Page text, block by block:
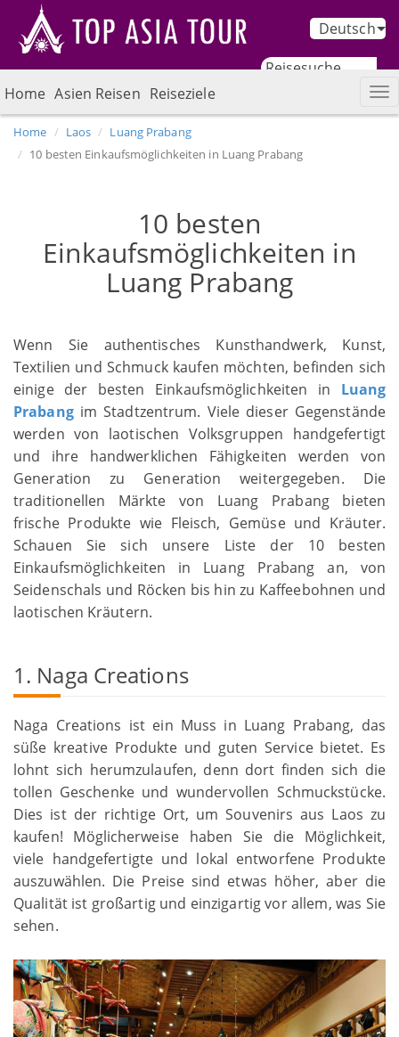
Deutsch
Home Asien Reisen Reiseziele
Home Laos
Luang Prabang
10 besten Einkaufsmöglichkeiten in Luang Prabang
10 besten
Einkaufsmöglichkeiten in
Luang Prabang
Wenn Sie authentisches Kunsthandwerk, Kunst,
Textilien und Schmuck kaufen möchten, befinden sich
einige der besten Einkaufsmöglichkeiten in Luang
Prabangim Stadtzentrum. Viele dieser Gegenstände
werden von laotischen Volksgruppen handgefertigt
und ihre handwerklichen Fähigkeiten werden von
Generation zu Generation weitergegeben. Die
traditionellen Märkte von Luang Prabang bieten
frische Produkte wie Fleisch, Gemüse und Kräuter.
Schauen Sie sich unsere Liste der 10 besten
Einkaufsmöglichkeiten in Luang Prabang an, von
Seidenschals und Röcken bis hin zu Kaffeebohnen und
laotischen Kräutern.
1. Naga Creations
Naga Creations ist ein Muss in Luang Prabang, das
süße kreative Produkte und guten Service bietet. Es
lohnt sich herumzulaufen, denn dort finden sich die
tollen Geschenke und wundervollen Schmuckstücke.
Dies ist der richtige Ort, um Souvenirs aus Laos zu
kaufen! Möglicherweise haben Sie die Möglichkeit,
viele handgefertigte und lokal entworfene Produkte
auszuwählen. Die Preise sind etwas höher, aber die
Qualität ist großartig und einzigartig vor allem, was Sie
sehen.